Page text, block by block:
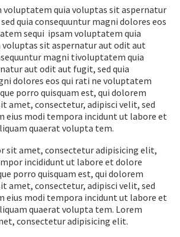
voluptatem quia voluptas sit aspernatur
quia consequuntur magni dolores eos
sequi ipsam voluptatem quia
sit aspernatur aut odit aut
magni tivoluptatem quia
aut odit aut fugit, sed quia
dolores eos qui rati ne voluptatem
porro quisquam est, qui dolorem
amet, consectetur, adipisci velit, sed
eius modi tempora incidunt ut labore et
quaerat volupta tem.
sit amet, consectetur adipisicing elit,
incididunt ut labore et dolore
porro quisquam est, qui dolorem
amet, consectetur, adipisci velit, sed
eius modi tempora incidunt ut labore et
quaerat volupta tem. Lorem
consectetur adipisicing elit.